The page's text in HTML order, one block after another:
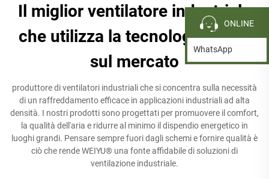
Il miglior ventilatore industriale
che utilizza la tecnologia HVLS
sul mercato
produttore di ventilatori industriali che si concentra sulla necessità
di un raffreddamento efficace in applicazioni industriali ad alta
densità. I nostri prodotti sono progettati per promuovere il comfort,
la qualità dell'aria e ridurre al minimo il dispendio energetico in
luoghi grandi. Pensare sempre fuori dagli schemi e fornire qualità è
ciò che rende WEIYU® una fonte affidabile di soluzioni di
ventilazione industriale.
ONLINE
WhatsApp